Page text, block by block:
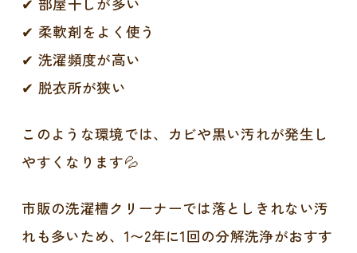
✔ 柔軟剤をよく使う
✔ 洗濯頻度が高い
✔ 脱衣所が狭い
このような環境では、カビや黒い汚れが発生し
やすくなります💦
市販の洗濯槽クリーナーでは落としきれない汚
れも多いため、1〜2年に1回の分解洗浄がおすす